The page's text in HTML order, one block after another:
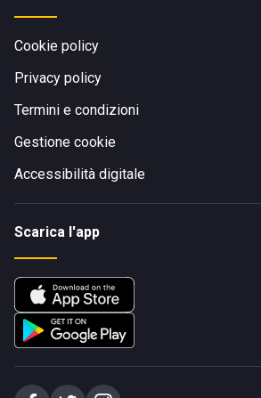
Cookie policy
Privacy policy
Termini e condizioni
Gestione cookie
Accessibilità digitale
Scarica l'app